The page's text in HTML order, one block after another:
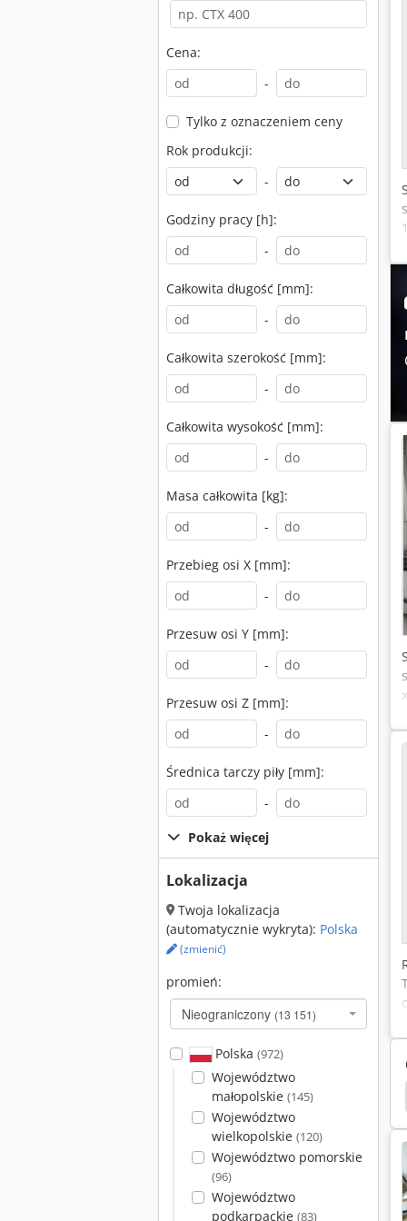
Cena:
-
Tylko z oznaczeniem ceny
Rok produkcji:
-
Godziny pracy [h]:
-
Całkowita długość [mm]:
-
Całkowita szerokość [mm]:
-
Całkowita wysokość [mm]:
-
Masa całkowita [kg]:
-
Przebieg osi X [mm]:
-
Przesuw osi Y [mm]:
-
Przesuw osi Z [mm]:
-
Średnica tarczy piły [mm]:
-
Pokaż więcej
Lokalizacja
Twoja lokalizacja
(automatycznie wykryta): Polska
(zmienić)
promień:
Nieograniczony (13 151)
Polska (972)
Województwo
małopolskie (145)
Województwo
wielkopolskie (120)
Województwo pomorskie
(96)
Województwo
podkarpackie (83)
Aba Szlifowanie Głowy